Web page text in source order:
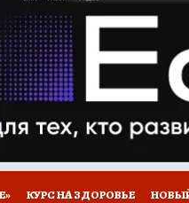
ТЕЛЕВИЗОР КОЛЛЕКЦИИ
НА САЙТЕ
КУРС НА ЗДОРОВЬЕ